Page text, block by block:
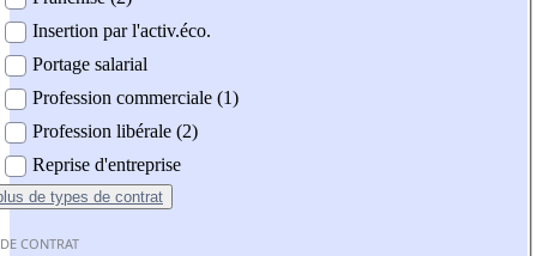
Insertion par l'activ.éco.
Portage salarial
Profession commerciale (1)
Profession libérale (2)
Reprise d'entreprise
de types de contrat
CONTRAT